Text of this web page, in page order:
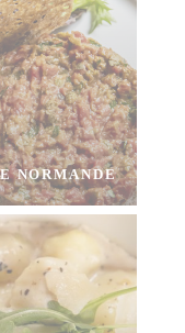
NORMANDE